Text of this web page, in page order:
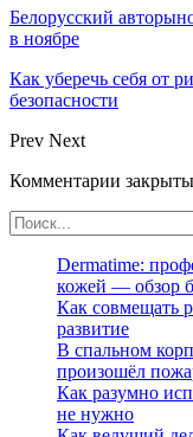
Белорусский
в ноябре
Как уберечь себя от
безопасности
Prev Next
Комментарии
Dermatime:
кожей — обзор
Как совмещать
развитие
В спальном
произошёл
Как разумно
не нужно